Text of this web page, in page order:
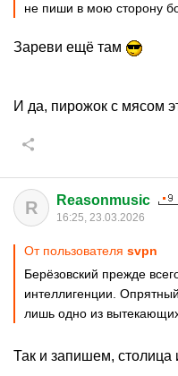
не пиши в мою сторону
Зареви ещё там
И да, пирожок с мясом
R Reasonmusic
16:25, 23.03.2026
От пользователя svpn
Берёзовский прежде
интеллигенции.
лишь одно из
Так и запишем, столица